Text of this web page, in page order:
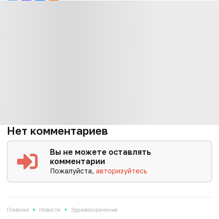
Нет комментариев
Вы не можете оставлять
комментарии
Пожалуйста,авторизуйтесь
Главная • Новости • Здравоохранение